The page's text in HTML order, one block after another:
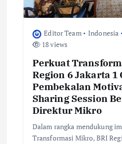
o
Editor Team Indonesia
18 views
Perkuat
Region 6 Jakarta 1
Pembekalan
Sharing Session
Direktur Mikro
Dalam rangka mendukung
Transformasi Mikro, BRI